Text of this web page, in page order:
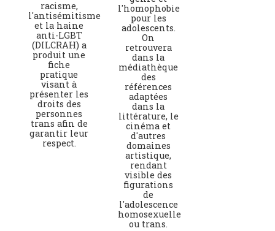
racisme,
l'antisémitisme
et la haine
anti-LGBT
(DILCRAH) a
produit une
fiche
pratique
visant à
présenter les
droits des
personnes
trans afin de
garantir leur
respect.
l'homophobie
pour les
adolescents.
On
retrouvera
dans la
médiathèque
des
références
adaptées
dans la
littérature, le
cinéma et
d'autres
domaines
artistique,
rendant
visible des
figurations
de
l'adolescence
homosexuelle
ou trans.